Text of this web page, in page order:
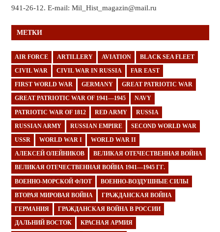
941-26-12. E-mail: Mil_Hist_magazin@mail.ru
МЕТКИ
AIR FORCE ARTILLERY AVIATION BLACK SEA FLEET
CIVIL WAR CIVIL WAR IN RUSSIA FAR EAST
FIRST WORLD WAR GERMANY GREAT PATRIOTIC WAR
GREAT PATRIOTIC WAR OF 1941—1945 NAVY
PATRIOTIC WAR OF 1812 RED ARMY RUSSIA
RUSSIAN ARMY RUSSIAN EMPIRE SECOND WORLD WAR
USSR WORLD WAR I WORLD WAR II
АЛЕКСЕЙ ОЛЕЙНИКОВ ВЕЛИКАЯ ОТЕЧЕСТВЕННАЯ ВОЙНА
ВЕЛИКАЯ ОТЕЧЕСТВЕННАЯ ВОЙНА 1941—1945 ГГ.
ВОЕННО-МОРСКОЙ ФЛОТ ВОЕННО-ВОЗДУШНЫЕ СИЛЫ
ВТОРАЯ МИРОВАЯ ВОЙНА ГРАЖДАНСКАЯ ВОЙНА
ГЕРМАНИЯ ГРАЖДАНСКАЯ ВОЙНА В РОССИИ
ДАЛЬНИЙ ВОСТОК КРАСНАЯ АРМИЯ